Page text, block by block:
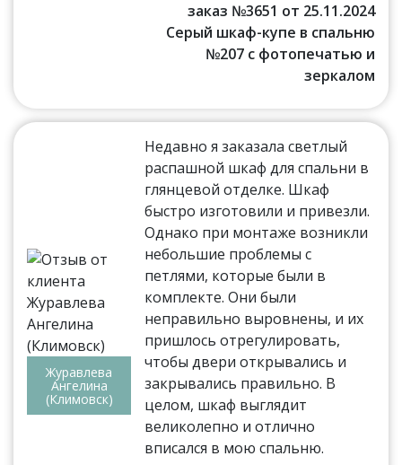
заказ №3651 от 25.11.2024
Серый шкаф-купе в спальню
№207 с фотопечатью и
зеркалом
Журавлева
Ангелина
(Климовск)
Недавно я заказала светлый
распашной шкаф для спальни в
глянцевой отделке. Шкаф
быстро изготовили и привезли.
Однако при монтаже возникли
небольшие проблемы с
петлями, которые были в
комплекте. Они были
неправильно выровнены, и их
пришлось отрегулировать,
чтобы двери открывались и
закрывались правильно. В
целом, шкаф выглядит
великолепно и отлично
вписался в мою спальню.